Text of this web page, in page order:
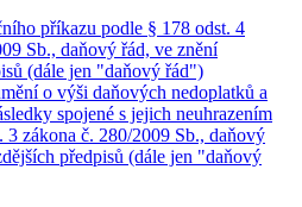
příkazu podle § 178 odst. 4
Sb., daňový řád, ve znění
(dále jen "daňový řád")
o výši daňových nedoplatků a
spojené s jejich neuhrazením
3 zákona č. 280/2009 Sb., daňový
předpisů (dále jen "daňový